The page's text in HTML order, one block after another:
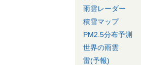
雨雲レーダー
積雪マップ
PM2.5分布予測
世界の雨雲
雷(予報)